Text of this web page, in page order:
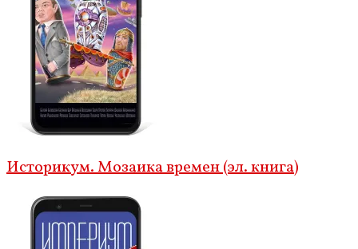
Историкум. Мозаика времен (эл. книга)